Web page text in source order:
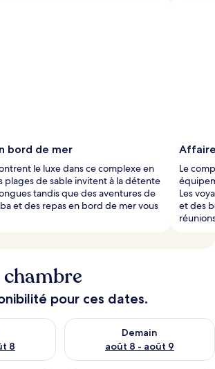
bord de mer
le luxe dans ce complexe en
plages de sable invitent à la détente
tandis que des aventures de
et des repas en bord de mer vous
Le
Les
et des
pour ces dates.
8
pour ce soir août 7 - août 8
Demain
août 8 - août 9
Vérifier la disponibilité pour